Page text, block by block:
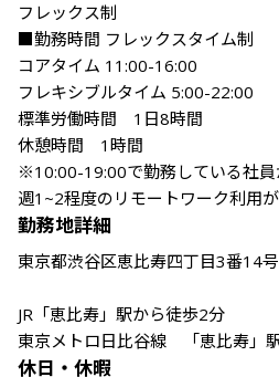
フレックス制
■勤務時間 フレックスタイム制
コアタイム 11:00-16:00
フレキシブルタイム 5:00-22:00
標準労働時間　1日8時間
休憩時間　1時間
※10:00-19:00で勤務している社員
週1~2程度のリモートワーク利用が
勤務地詳細
東京都渋谷区恵比寿四丁目3番14
JR「恵比寿」駅から徒歩2分
東京メトロ日比谷線　「恵比寿」
休日・休暇